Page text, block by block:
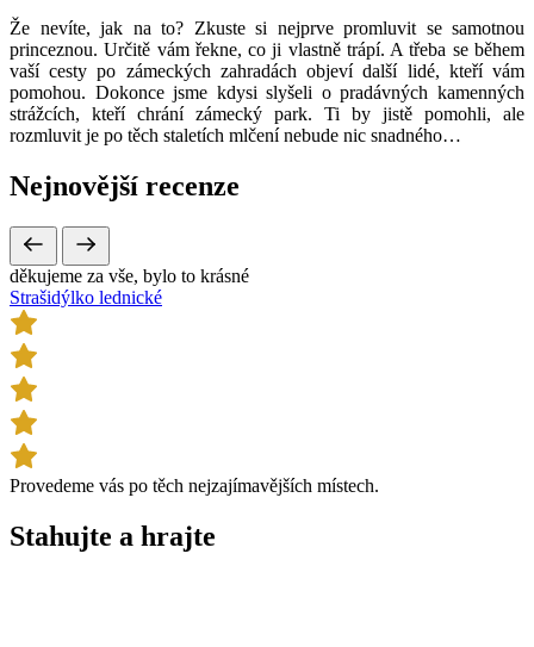
Že nevíte, jak na to? Zkuste si nejprve promluvit se samotnou
princeznou. Určitě vám řekne, co ji vlastně trápí. A třeba se během
vaší cesty po zámeckých zahradách objeví další lidé, kteří vám
pomohou. Dokonce jsme kdysi slyšeli o pradávných kamenných
strážcích, kteří chrání zámecký park. Ti by jistě pomohli, ale
rozmluvit je po těch staletích mlčení nebude nic snadného…
Nejnovější recenze
děkujeme za vše, bylo to krásné
Strašidýlko lednické
Provedeme vás po těch nejzajímavějších místech.
Stahujte a hrajte